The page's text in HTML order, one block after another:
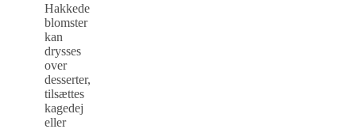
Hakkede
blomster
kan
drysses
over
desserter,
tilsættes
kagedej
eller